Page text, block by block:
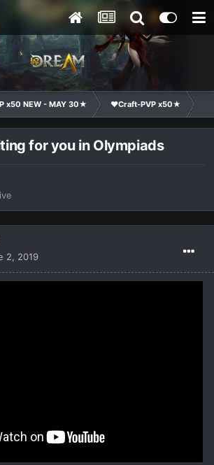
x50 NEW - MAY 30★ ❤Craft-PVP x50★
for you in Olympiads
2, 2019